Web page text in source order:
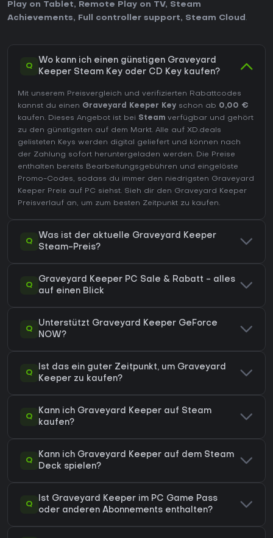
Play on Tablet, Remote Play on TV, Steam
Achievements, Full controller support, Steam Cloud .
Q
Wo kann ich einen günstigen Graveyard
Keeper Steam Key oder CD Key kaufen?
Mit unserem Preisvergleich und verifizierten Rabattcodes
kannst du einen Graveyard Keeper Key schon ab 0,00 €
kaufen. Dieses Angebot ist bei Steam verfügbar und gehört
zu den günstigsten auf dem Markt. Alle auf XD.deals
gelisteten Keys werden digital geliefert und können nach
der Zahlung sofort heruntergeladen werden. Die Preise
enthalten bereits Bearbeitungsgebühren und eingelöste
Promo-Codes, sodass du immer den niedrigsten Graveyard
Keeper Preis auf PC siehst. Sieh dir den Graveyard Keeper
Preisverlauf an, um zum besten Zeitpunkt zu kaufen.
Q
Was ist der aktuelle Graveyard Keeper
Steam-Preis?
Q
Graveyard Keeper PC Sale & Rabatt - alles
auf einen Blick
Q
Unterstützt Graveyard Keeper GeForce
NOW?
Q
Ist das ein guter Zeitpunkt, um Graveyard
Keeper zu kaufen?
Q
Kann ich Graveyard Keeper auf Steam
kaufen?
Q
Kann ich Graveyard Keeper auf dem Steam
Deck spielen?
Q
Ist Graveyard Keeper im PC Game Pass
oder anderen Abonnements enthalten?